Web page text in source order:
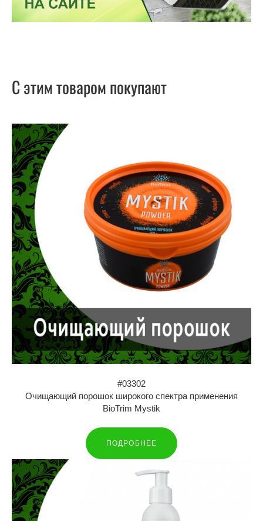
С этим товаром покупают
#03302
Очищающий порошок широкого спектра применения
BioTrim Mystik
ПОДРОБНЕЕ